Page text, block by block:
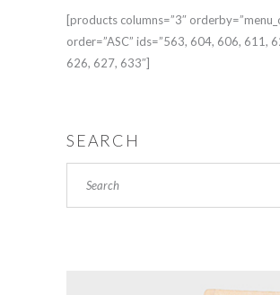
[products columns=”3″
order=”ASC” ids=”563, 604, 606, 611,
626, 627, 633″]
SEARCH